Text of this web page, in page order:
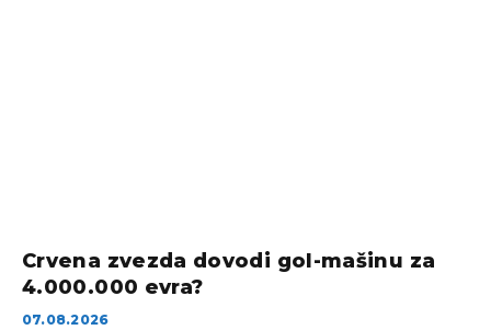
Crvena zvezda dovodi gol-mašinu za
4.000.000 evra?
07.08.2026